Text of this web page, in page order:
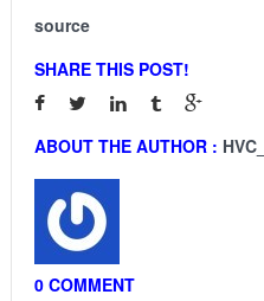
source
SHARE THIS POST!
ABOUT THE AUTHOR :
0 COMMENT